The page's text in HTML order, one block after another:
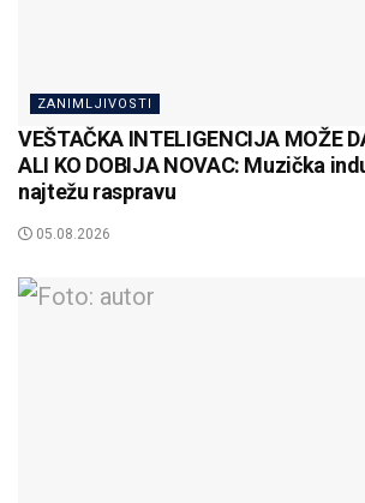
ZANIMLJIVOSTI
VEŠTAČKA INTELIGENCIJA MOŽE
ALI KO DOBIJA NOVAC: Muzička
najtežu raspravu
05.08.2026